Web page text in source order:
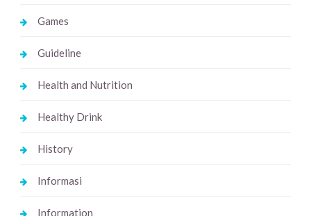
Games
Guideline
Health and Nutrition
Healthy Drink
History
Informasi
Information